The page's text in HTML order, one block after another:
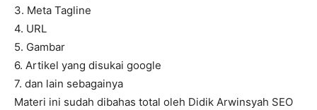
3. Meta Tagline
4. URL
5. Gambar
6. Artikel yang disukai google
7. dan lain sebagainya
Materi ini sudah dibahas total oleh Didik Arwinsyah SEO